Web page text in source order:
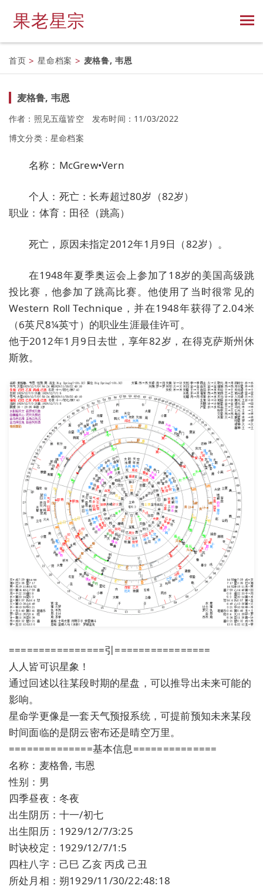
果老星宗
首页 > 星命档案 > 麦格鲁, 韦恩
麦格鲁, 韦恩
作者：照见五蕴皆空
发布时间：11/03/2022
博文分类： 星命档案
名称：McGrew•Vern
个人：死亡：长寿超过80岁（82岁）
职业：体育：田径（跳高）
死亡，原因未指定2012年1月9日（82岁）。
在1948年夏季奥运会上参加了18岁的美国高级跳
投比赛，他参加了跳高比赛。他使用了当时很常见的
Western Roll Technique，并在1948年获得了2.04米
（6英尺8¼英寸）的职业生涯最佳许可。
他于2012年1月9日去世，享年82岁，在得克萨斯州休
斯敦。
================引================
人人皆可识星象！
通过回述以往某段时期的星盘，可以推导出未来可能的
影响。
星命学更像是一套天气预报系统，可提前预知未来某段
时间面临的是阴云密布还是晴空万里。
==============基本信息==============
名称：麦格鲁, 韦恩
性别：男
四季昼夜：冬夜
出生阴历：十一/初七
出生阳历：1929/12/7/3:25
时诀校定：1929/12/7/1:5
四柱八字：己巳 乙亥 丙戌 己丑
所处月相：朔1929/11/30/22:48:18